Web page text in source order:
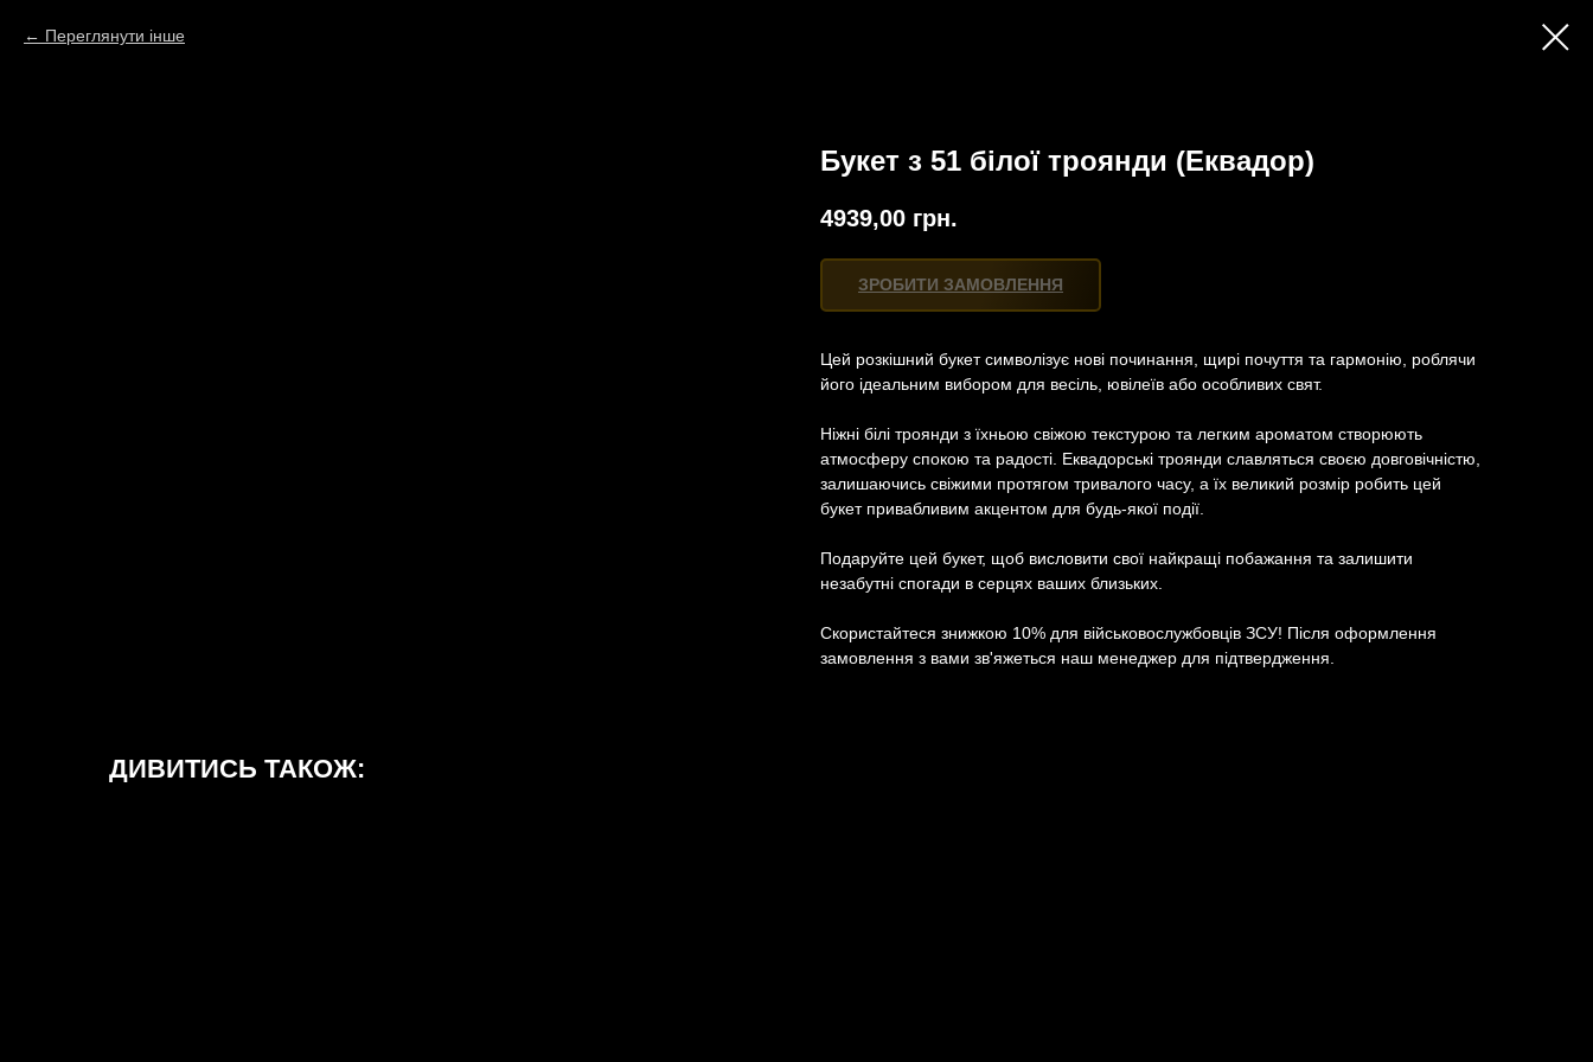
Переглянути інше
Букет з 51 білої троянди (Еквадор)
4939,00 грн.
ЗРОБИТИ ЗАМОВЛЕННЯ
Цей розкішний букет символізує нові починання, щирі почуття та гармонію, роблячи
його ідеальним вибором для весіль, ювілеїв або особливих свят.
Ніжні білі троянди з їхньою свіжою текстурою та легким ароматом створюють
атмосферу спокою та радості. Еквадорські троянди славляться своєю довговічністю,
залишаючись свіжими протягом тривалого часу, а їх великий розмір робить цей
букет привабливим акцентом для будь-якої події.
Подаруйте цей букет, щоб висловити свої найкращі побажання та залишити
незабутні спогади в серцях ваших близьких.
Скористайтеся знижкою 10% для військовослужбовців ЗСУ! Після оформлення
замовлення з вами зв'яжеться наш менеджер для підтвердження.
ДИВИТИСЬ ТАКОЖ: